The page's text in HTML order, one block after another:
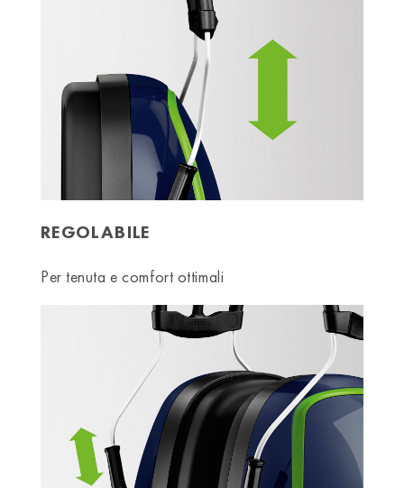
REGOLABILE
Per tenuta e comfort ottimali